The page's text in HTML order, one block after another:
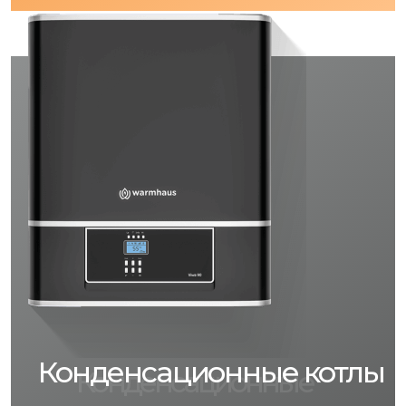
Конденсационные котлы
Конденсационные